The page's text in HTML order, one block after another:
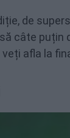
de
câte puțin
afla la